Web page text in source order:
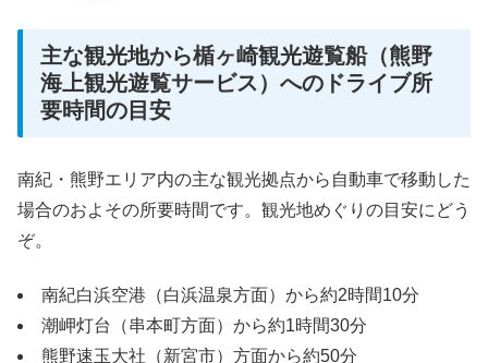
主な観光地から楯ヶ崎観光遊覧船（熊野
海上観光遊覧サービス）へのドライブ所
要時間の目安
南紀・熊野エリア内の主な観光拠点から自動車で移動した
場合のおよその所要時間です。観光地めぐりの目安にどう
ぞ。
南紀白浜空港（白浜温泉方面）から約2時間10分
潮岬灯台（串本町方面）から約1時間30分
熊野速玉大社（新宮市）方面から約50分